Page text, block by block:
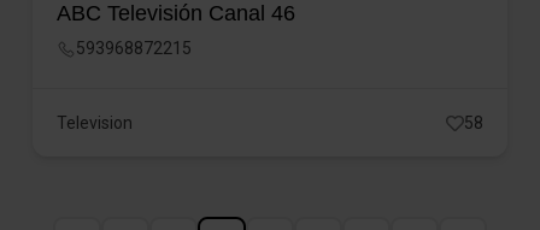
ABC Televisión Canal 46
593968872215
Television 58